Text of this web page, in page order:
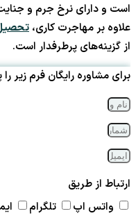
است و دارای نرخ جرم و
علاوه بر مهاجرت کاری،
از گزینه‌های پرطرفدار است.
برای مشاوره رایگان فرم زیر را
ارتباط از طریق
واتس اپ
تلگرام